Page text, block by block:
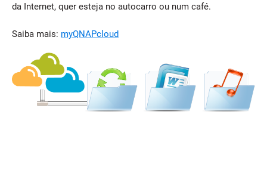
da Internet, quer esteja no autocarro ou num café.
Saiba mais: myQNAPcloud